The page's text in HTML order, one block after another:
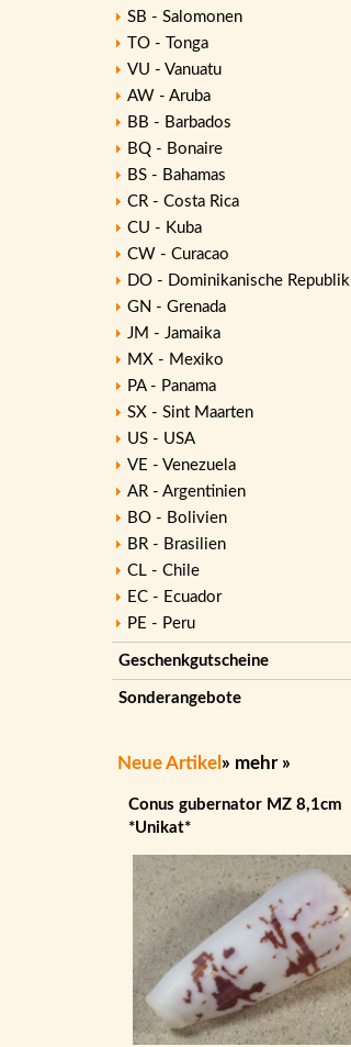
SB - Salomonen
TO - Tonga
VU - Vanuatu
AW - Aruba
BB - Barbados
BQ - Bonaire
BS - Bahamas
CR - Costa Rica
CU - Kuba
CW - Curacao
DO - Dominikanische Republik
GN - Grenada
JM - Jamaika
MX - Mexiko
PA - Panama
SX - Sint Maarten
US - USA
VE - Venezuela
AR - Argentinien
BO - Bolivien
BR - Brasilien
CL - Chile
EC - Ecuador
PE - Peru
Geschenkgutscheine
Sonderangebote
Neue Artikel » mehr »
Conus gubernator MZ 8,1cm
*Unikat*